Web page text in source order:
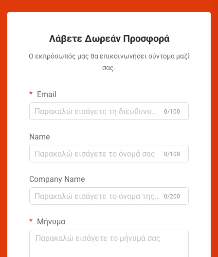
Λάβετε Δωρεάν Προσφορά
Ο εκπρόσωπός μας θα επικοινωνήσει σύντομα μαζί
σας.
Email
0/100
Name
0/100
Company Name
0/200
Μήνυμα